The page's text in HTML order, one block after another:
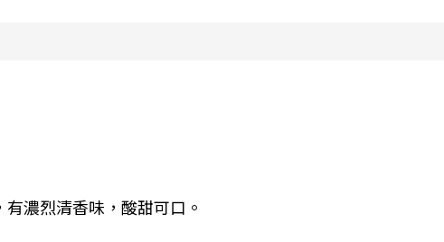
濃烈清香味，酸甜可口。